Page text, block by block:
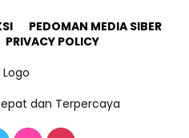
PEDOMAN MEDIA SIBER
PRIVACY POLICY
dan Terpercaya